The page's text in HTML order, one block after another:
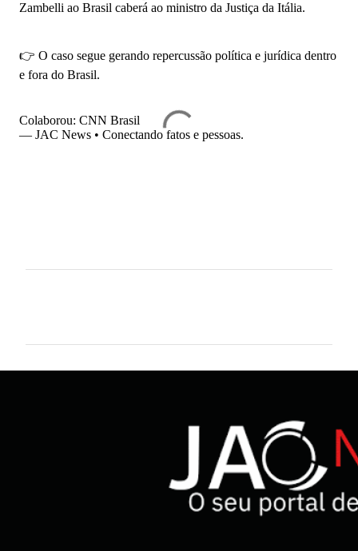
Zambelli ao Brasil caberá ao ministro da Justiça da Itália.
👉 O caso segue gerando repercussão política e jurídica dentro
e fora do Brasil.
Colaborou: CNN Brasil
— JAC News • Conectando fatos e pessoas.